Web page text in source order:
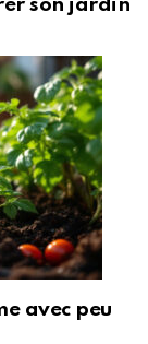
son jardin
avec peu